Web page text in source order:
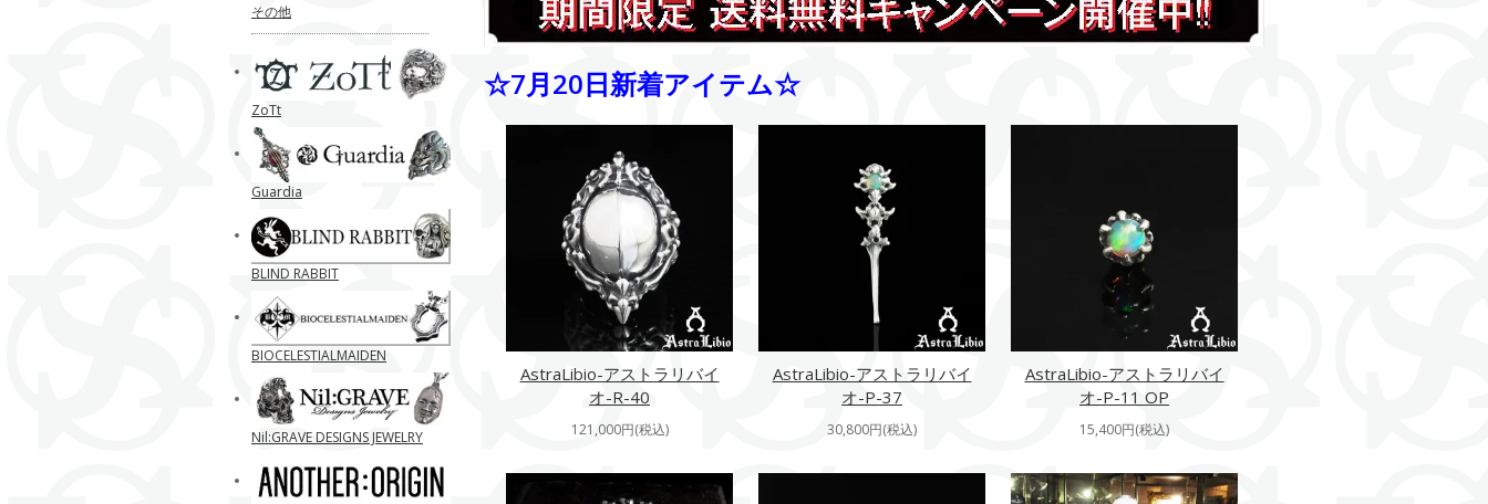
☆7月20日新着アイテム☆
AstraLibio-アストラリバイ
オ-R-40
121,000円(税込)
AstraLibio-アストラリバイ
オ-P-37
30,800円(税込)
AstraLibio-アストラリバイ
オ-P-11 OP
15,400円(税込)
その他
ZoTt
Guardia
BLIND RABBIT
BIOCELESTIALMAIDEN
Nil:GRAVE DESIGNS JEWELRY